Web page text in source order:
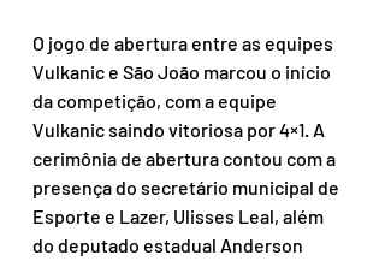
O jogo de abertura entre as equipes
Vulkanic e São João marcou o início
da competição, com a equipe
Vulkanic saindo vitoriosa por 4×1. A
cerimônia de abertura contou com a
presença do secretário municipal de
Esporte e Lazer, Ulisses Leal, além
do deputado estadual Anderson